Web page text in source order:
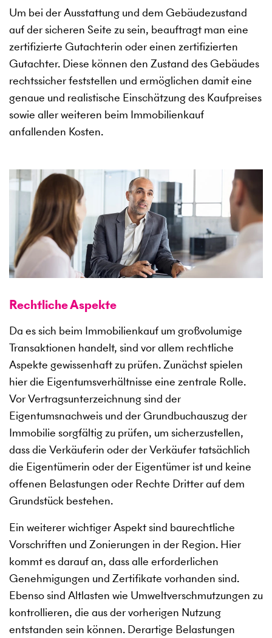
Um bei der Ausstattung und dem Gebäudezustand
auf der sicheren Seite zu sein, beauftragt man eine
zertifizierte Gutachterin oder einen zertifizierten
Gutachter. Diese können den Zustand des Gebäudes
rechtssicher feststellen und ermöglichen damit eine
genaue und realistische Einschätzung des Kaufpreises
sowie aller weiteren beim Immobilienkauf
anfallenden Kosten.
Rechtliche Aspekte
Da es sich beim Immobilienkauf um großvolumige
Transaktionen handelt, sind vor allem rechtliche
Aspekte gewissenhaft zu prüfen. Zunächst spielen
hier die Eigentumsverhältnisse eine zentrale Rolle.
Vor Vertragsunterzeichnung sind der
Eigentumsnachweis und der Grundbuchauszug der
Immobilie sorgfältig zu prüfen, um sicherzustellen,
dass die Verkäuferin oder der Verkäufer tatsächlich
die Eigentümerin oder der Eigentümer ist und keine
offenen Belastungen oder Rechte Dritter auf dem
Grundstück bestehen.
Ein weiterer wichtiger Aspekt sind baurechtliche
Vorschriften und Zonierungen in der Region. Hier
kommt es darauf an, dass alle erforderlichen
Genehmigungen und Zertifikate vorhanden sind.
Ebenso sind Altlasten wie Umweltverschmutzungen zu
kontrollieren, die aus der vorherigen Nutzung
entstanden sein können. Derartige Belastungen